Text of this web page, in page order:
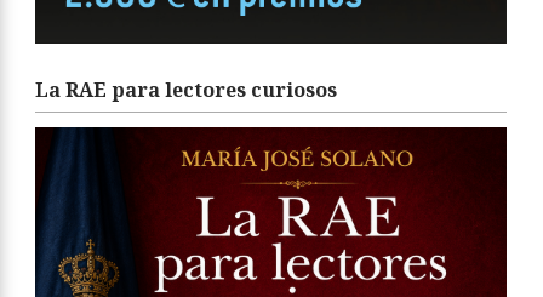
La RAE para lectores curiosos